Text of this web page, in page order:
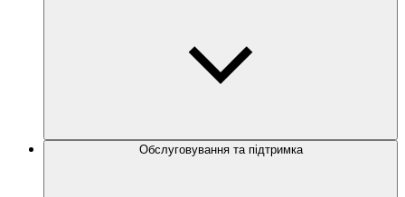
Обслуговування та підтримка